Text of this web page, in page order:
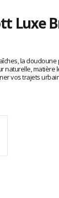
Luxe
la doudoune
naturelle, matière
vos trajets